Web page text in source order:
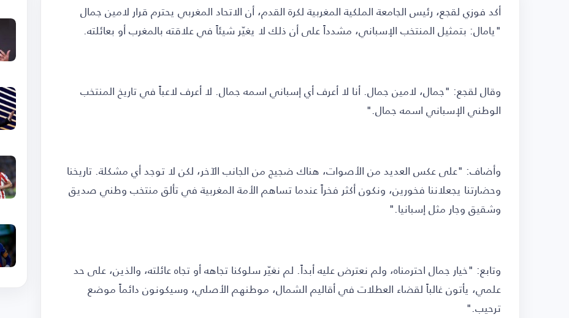
أكد فوزي لقجع، رئيس الجامعة الملكية المغربية لكرة القدم، أن الاتحاد المغربي يحترم قرار لامين جمال
"يامال: بتمثيل المنتخب الإسباني، مشدداً على أن ذلك لا يغيّر شيئاً في علاقته بالمغرب أو بعائلته.
وقال لقجع: "جمال، لامين جمال. أنا لا أعرف أي إسباني اسمه جمال. لا أعرف لاعباً في تاريخ المنتخب
الوطني الإسباني اسمه جمال."
وأضاف: "على عكس العديد من الأصوات، هناك ضجيج من الجانب الآخر، لكن لا توجد أي مشكلة. تاريخنا
وحضارتنا يجعلاننا فخورين، ونكون أكثر فخراً عندما تساهم الأمة المغربية في تألق منتخب وطني صديق
وشقيق وجار مثل إسبانيا."
وتابع: "خيار جمال احترمناه، ولم نعترض عليه أبداً. لم نغيّر سلوكنا تجاهه أو تجاه عائلته، والذين، على حد
علمي، يأتون غالباً لقضاء العطلات في أقاليم الشمال، موطنهم الأصلي، وسيكونون دائماً موضع
ترحيب."